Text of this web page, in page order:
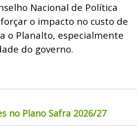
Nacional de Política
o impacto no custo de
o Planalto, especialmente
do governo.
no Plano Safra 2026/27